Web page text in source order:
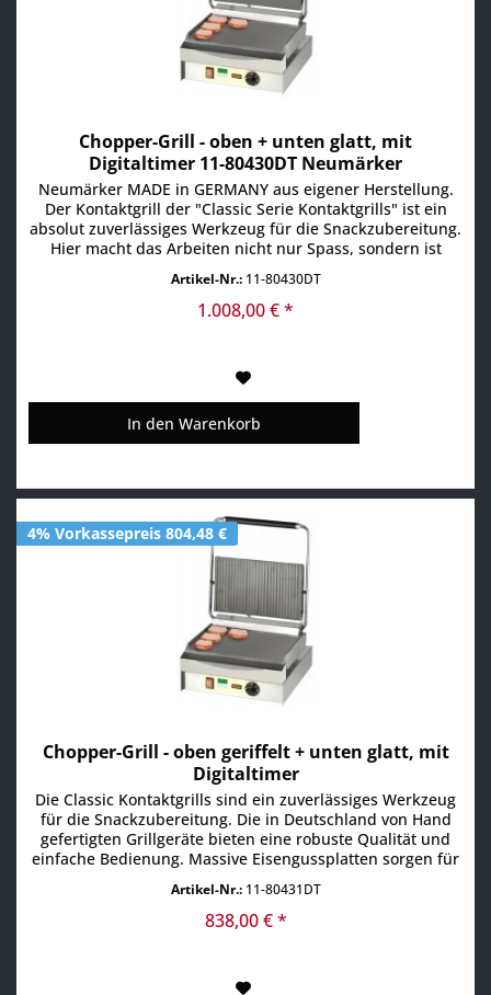
Chopper-Grill - oben + unten glatt, mit
Digitaltimer 11-80430DT Neumärker
Neumärker MADE in GERMANY aus eigener Herstellung.
Der Kontaktgrill der "Classic Serie Kontaktgrills" ist ein
absolut zuverlässiges Werkzeug für die Snackzubereitung.
Hier macht das Arbeiten nicht nur Spass, sondern ist
MIt Hilfe des Digitaltimers ist das Arbeiten wie auf
Knopfdruck ... Die Neumärker Kontaktgrills des...
Artikel-Nr.:11-80430DT
1.008,00 € *
In den Warenkorb
4% Vorkassepreis 804,48 €
Chopper-Grill - oben geriffelt + unten glatt, mit
Digitaltimer
Die Classic Kontaktgrills sind ein zuverlässiges Werkzeug
für die Snackzubereitung. Die in Deutschland von Hand
gefertigten Grillgeräte bieten eine robuste Qualität und
einfache Bedienung. Massive Eisengussplatten sorgen für
schnelle Zubereitung und das perfekte Grillmuster auf
den Speisen. Die Platten aus klassischem...
Artikel-Nr.:11-80431DT
838,00 € *